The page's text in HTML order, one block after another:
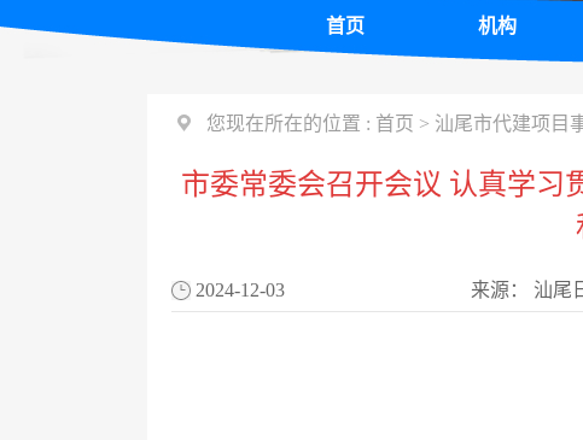
首页 机构
您现在所在的位置 : 首页 > 汕尾市代建项目
市委常委会召开会议 认真学习
2024-12-03 来源： 汕尾